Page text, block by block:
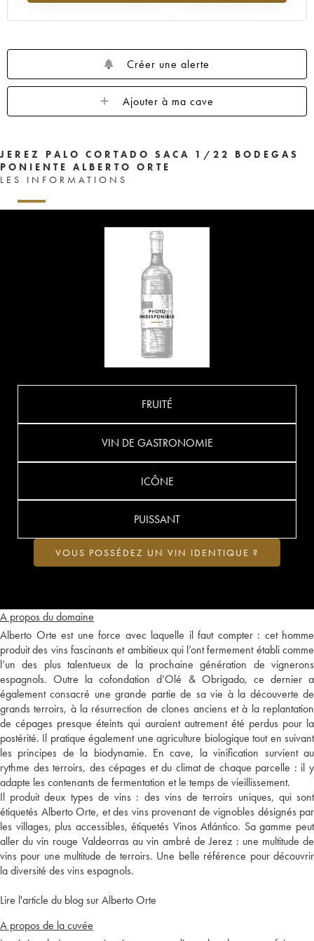
Créer une alerte
Ajouter à ma cave
JEREZ PALO CORTADO SACA 1/22 BODEGAS
PONIENTE ALBERTO ORTE
LES INFORMATIONS
A propos du domaine
Alberto Orte est une force avec laquelle il faut compter : cet homme
produit des vins fascinants et ambitieux qui l’ont fermement établi comme
l’un des plus talentueux de la prochaine génération de vignerons
espagnols. Outre la cofondation d’Olé & Obrigado, ce dernier a
également consacré une grande partie de sa vie à la découverte de
grands terroirs, à la résurrection de clones anciens et à la replantation
de cépages presque éteints qui auraient autrement été perdus pour la
postérité. Il pratique également une agriculture biologique tout en suivant
les principes de la biodynamie. En cave, la vinification survient au
rythme des terroirs, des cépages et du climat de chaque parcelle : il y
adapte les contenants de fermentation et le temps de vieillissement.
Il produit deux types de vins : des vins de terroirs uniques, qui sont
étiquetés Alberto Orte, et des vins provenant de vignobles désignés par
les villages, plus accessibles, étiquetés Vinos Atlántico. Sa gamme peut
aller du vin rouge Valdeorras au vin ambré de Jerez : une multitude de
vins pour une multitude de terroirs. Une belle référence pour découvrir
la diversité des vins espagnols.
Lire l'article du blog sur Alberto Orte
A propos de la cuvée
FRUITÉ
VIN DE GASTRONOMIE
ICÔNE
PUISSANT
VOUS POSSÉDEZ UN VIN IDENTIQUE ?